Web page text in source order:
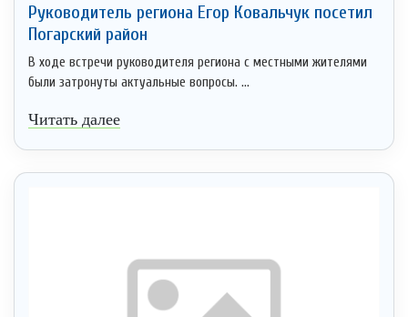
Руководитель региона Егор Ковальчук посетил
Погарский район
В ходе встречи руководителя региона с местными жителями
были затронуты актуальные вопросы. ...
Читать далее